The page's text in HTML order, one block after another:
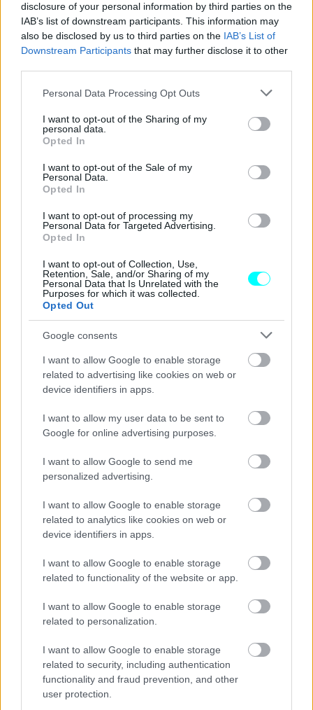
disclosure of your personal information by third parties on the
IAB’s list of downstream participants. This information may
also be disclosed by us to third parties on the IAB’s List of
Downstream Participants that may further disclose it to other
Please note that this website/app uses one or more Google
not limited to your visit or usage behaviour. You may click to
grant or deny consent to Google and its third-party tags to
use your data for below specified purposes in below Google
consent section.
Personal Data Processing Opt Outs
I want to opt-out of the Sharing of my
personal data.
Opted In
I want to opt-out of the Sale of my
Personal Data.
Opted In
I want to opt-out of processing my
Personal Data for Targeted Advertising.
Opted In
I want to opt-out of Collection, Use,
Retention, Sale, and/or Sharing of my
Personal Data that Is Unrelated with the
Purposes for which it was collected.
Opted Out
Google consents
I want to allow Google to enable storage
related to advertising like cookies on web or
device identifiers in apps.
I want to allow my user data to be sent to
Google for online advertising purposes.
I want to allow Google to send me
personalized advertising.
I want to allow Google to enable storage
related to analytics like cookies on web or
device identifiers in apps.
I want to allow Google to enable storage
related to functionality of the website or app.
I want to allow Google to enable storage
related to personalization.
I want to allow Google to enable storage
related to security, including authentication
functionality and fraud prevention, and other
user protection.
Η πρώτη σοβαρή υποχώρηση ήρθε στον Καναδά, όπου η
προγραμματισμένη μονάδα έκλεισε, παρά την μέχρι
τέλους υποστήριξη της κυβέρνησης και τις επενδύσεις
ύψους 5 δις ευρώ. Στις
ΗΠΑ
, οι απώλειες άγγιξαν τα 6
δισ. ευρώ, ενώ η συνολική ζημία του ομίλου
εκτοξεύθηκε.Το 2024 η Northvolt βρέθηκε
αντιμέτωπη με χρεοκοπία, με τους επενδυτές να
κάνουν λόγο για «μια από τις μεγαλύτερες
βιομηχανικές αποτυχίες στην ιστορία της Ευρώπης».
πτώχευσης καισυνέχισε τις περιορισμένες εργασίες
της μέχρι και τον Μάιο, όταν και σταμάτησε πλήρως
τις εργασίες της. Παράλληλα, οι περισσότερες από τις